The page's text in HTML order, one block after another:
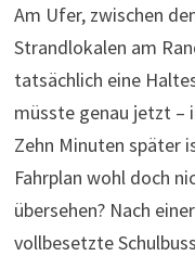
Am Ufer, zwischen
Strandlokalen am
tatsächlich eine
müsste genau jetzt –
Zehn Minuten später
Fahrplan wohl doch
übersehen? Nach
vollbesetzte